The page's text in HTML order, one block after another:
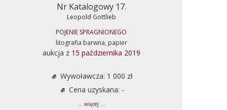
Nr Katalogowy 17.
Leopold Gottlieb
POJENIE SPRAGNIONEGO
litografia barwna, papier
aukcja z 15 października 2019
Wywoławcza: 1 000 zł
Cena uzyskana: -
... więcej ...